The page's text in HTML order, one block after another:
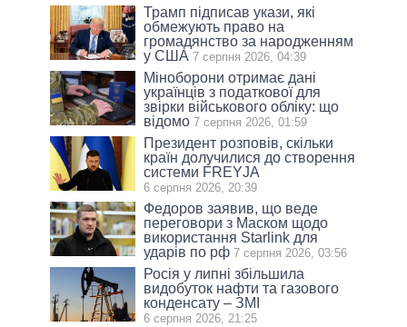
Трамп підписав укази, які
обмежують право на
громадянство за народженням
у США 7 серпня 2026, 04:39
Міноборони отримає дані
українців з податкової для
звірки військового обліку: що
відомо 7 серпня 2026, 01:59
Президент розповів, скільки
країн долучилися до створення
системи FREYJA
6 серпня 2026, 20:39
Федоров заявив, що веде
переговори з Маском щодо
використання Starlink для
ударів по рф 7 серпня 2026, 03:56
Росія у липні збільшила
видобуток нафти та газового
конденсату – ЗМІ
6 серпня 2026, 21:25